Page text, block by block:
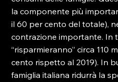
la componente più
il 60 per cento del totale),
contrazione importante. In
“risparmieranno” circa 110
cento rispetto al 2019). In
famiglia italiana ridurrà la